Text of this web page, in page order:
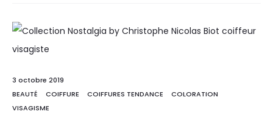
3 octobre 2019
BEAUTÉ
COIFFURE COIFFURES TENDANCE
COLORATION
VISAGISME